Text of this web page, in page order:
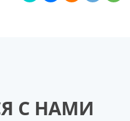
С НАМИ